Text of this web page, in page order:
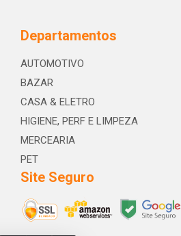
Departamentos
AUTOMOTIVO
BAZAR
CASA & ELETRO
HIGIENE, PERF E LIMPEZA
MERCEARIA
PET
Site Seguro